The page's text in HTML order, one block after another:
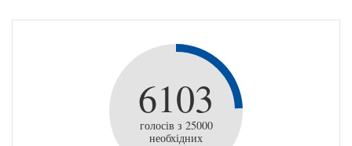
6103
голосів з 25000
необхідних